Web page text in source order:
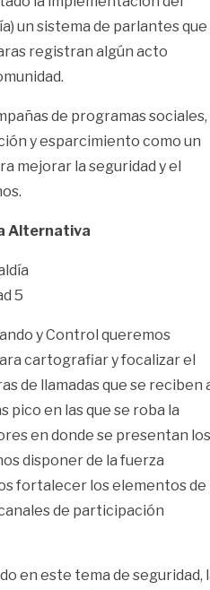
un sistema de parlantes que
registran algún acto
de programas sociales,
y esparcimiento como un
mejorar la seguridad y el
Alternativa
y Control queremos
cartografiar y focalizar el
de llamadas que se reciben
pico en las que se roba la
en donde se presentan los
disponer de la fuerza
fortalecer los elementos de
de participación
en este tema de seguridad,